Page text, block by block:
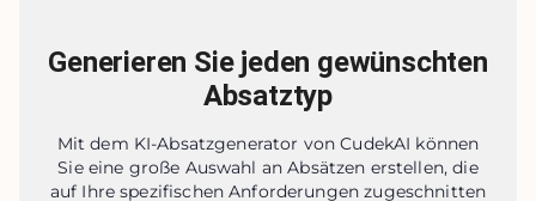
Generieren Sie jeden gewünschten
Absatztyp
Mit dem KI-Absatzgenerator von CudekAI können
Sie eine große Auswahl an Absätzen erstellen, die
auf Ihre spezifischen Anforderungen zugeschnitten